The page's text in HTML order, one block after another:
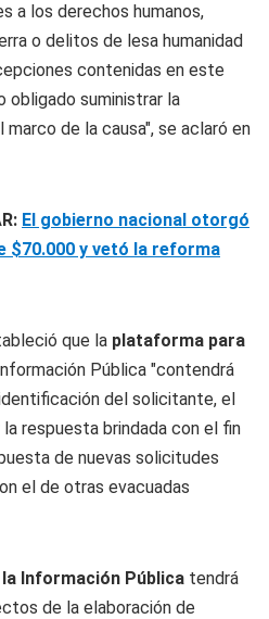
a los derechos humanos,
o delitos de lesa humanidad
contenidas en este
obligado suministrar la
de la causa", se aclaró en
El gobierno nacional otorgó
$70.000 y vetó la reforma
que la plataforma para
Pública "contendrá
del solicitante, el
respuesta brindada con el fin
de nuevas solicitudes
el de otras evacuadas
Información Pública tendrá
de la elaboración de